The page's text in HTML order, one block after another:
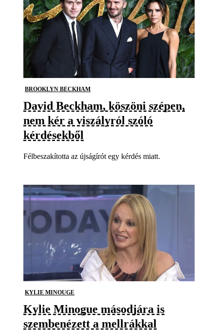
BROOKLYN BECKHAM
David Beckham, köszöni szépen,
nem kér a viszályról szóló
kérdésekből
Félbeszakította az újságírót egy kérdés miatt.
KYLIE MINOUGE
Kylie Minogue másodjára is
szembenézett a mellrákkal